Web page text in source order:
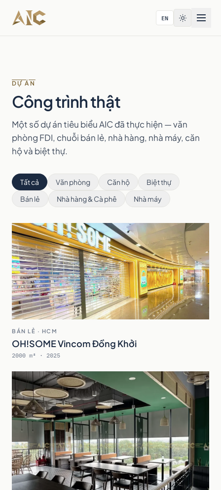
Bỏ qua tới nội dung
EN
DỰ ÁN
Công trình thật
Một số dự án tiêu biểu AIC đã thực hiện — văn
phòng FDI, chuỗi bán lẻ, nhà hàng, nhà máy, căn
hộ và biệt thự.
Tất cả Văn phòng Căn hộ
Biệt thự
Bán lẻ
Nhà hàng & Cà phê Nhà máy
BÁN LẺ · HCM
OH!SOME Vincom Đồng Khởi
2000 m² · 2025